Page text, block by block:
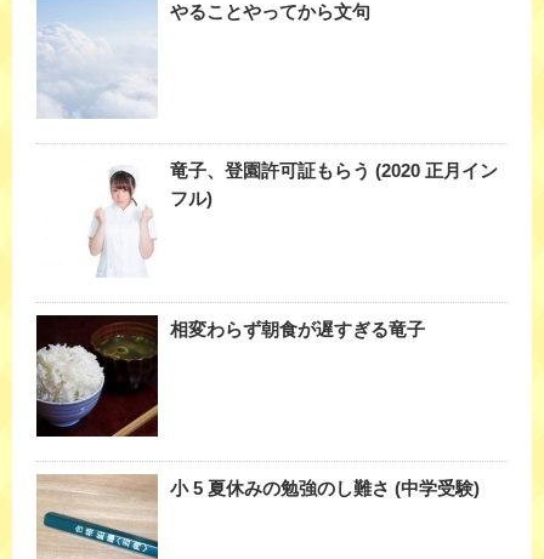
やることやってから文句
竜子、登園許可証もらう (2020 正月イン
フル)
相変わらず朝食が遅すぎる竜子
小 5 夏休みの勉強のし難さ (中学受験)